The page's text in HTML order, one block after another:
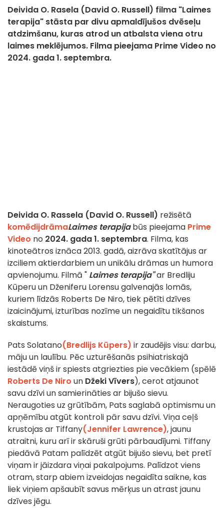
Deivida O. Rasela (David O. Russell) filma "Laimes
terapija" stāsta par divu apmaldījušos dvēseļu
atdzimšanu, kuras atrod un atbalsta viena otru
laimes meklējumos. Filma pieejama Prime Video no
2024. gada 1. septembra.
Deivida O. Rassela (David O. Russell) režisētā
komēdijdrāmaLaimes terapijabūs pieejama Prime
Video no 2024. gada 1. septembra. Filma, kas
kinoteātros iznāca 2013. gadā, aizrāva skatītājus ar
izciliem aktierdarbiem un unikālu drāmas un humora
apvienojumu. Filmā " Laimes terapija"ar Bredliju
Kūperu un Dženiferu Lorensu galvenajās lomās,
kuriem līdzās Roberts De Niro, tiek pētīti dzīves
izaicinājumi, izturības nozīme un negaidītu tikšanos
skaistums.
Pats Solatano(Bredlijs Kūpers) ir zaudējis visu: darbu,
māju un laulību. Pēc uzturēšanās psihiatriskajā
iestādē viņš ir spiests atgriezties pie vecākiem (spēlē
Roberts De Niro un Džeki Vīvers), cerot atjaunot
savu dzīvi un samierināties ar bijušo sievu.
Neraugoties uz grūtībām, Pats saglabā optimismu un
apņēmību atgūt kontroli pār savu dzīvi. Viņa ceļš
krustojas ar Tiffany(Jennifer Lawrence), jaunu
atraitni, kuru arī ir skāruši grūti pārbaudījumi. Tiffany
piedāvā Patam palīdzēt atgūt bijušo sievu, bet pretī
viņam ir jāizdara viņai pakalpojums. Palīdzot viens
otram, starp abiem izveidojas negaidīta saikne, kas
liek viņiem apšaubīt savus mērķus un atrast jaunu
dzīves jēgu.